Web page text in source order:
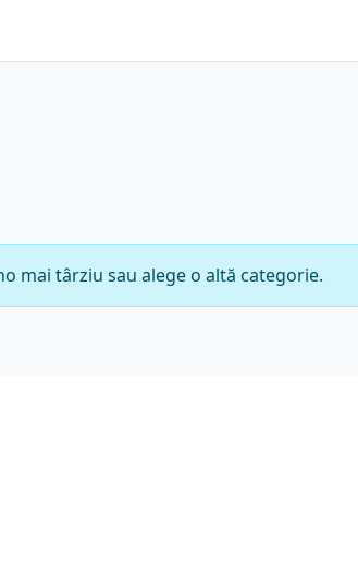
mai târziu sau alege o altă categorie.